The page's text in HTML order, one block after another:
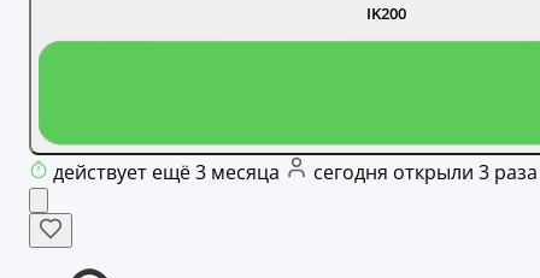
IK200
действует ещё 3 месяца сегодня открыли 3 раза